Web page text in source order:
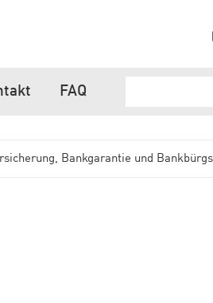
FAQSuchbegriff ...
Bankgarantie und